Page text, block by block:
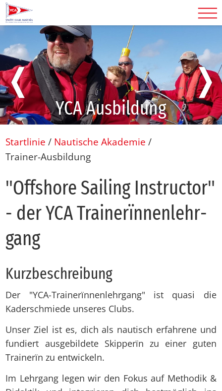
❬
YCA Ausbildung
❭
Startlinie / Nautische Akademie /
Trainer-Ausbildung
"Off­shore Sai­ling In­struc­tor"
- der YCA Trai­nerïn­nen­lehr­
gang
Kurz­be­schrei­bung
Der "YCA-Trainerïnnenlehrgang" ist quasi die
Kaderschmiede unseres Clubs.
Unser Ziel ist es, dich als nautisch erfahrene und
fundiert ausgebildete Skipperïn zu einer guten
Trainerïn zu entwickeln.
Im Lehrgang legen wir den Fokus auf Methodik &